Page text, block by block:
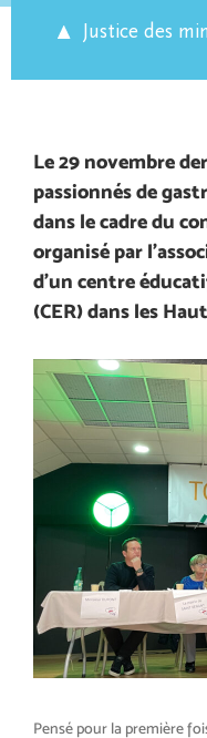
Justice des
Le 29 novembre
passionnés de
dans le cadre du
organisé par
d’un centre
(CER) dans les
Pensé pour la première